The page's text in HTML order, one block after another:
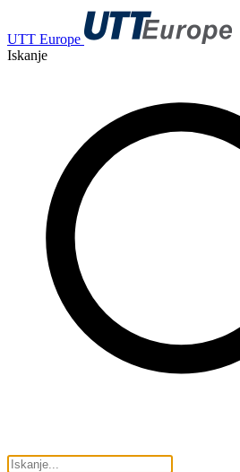
UTT Europe
Iskanje